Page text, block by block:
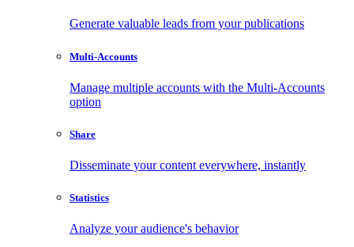
Generate valuable leads from your publications
Multi-Accounts
Manage multiple accounts with the Multi-Accounts
option
Share
Disseminate your content everywhere, instantly
Statistics
Analyze your audience's behavior